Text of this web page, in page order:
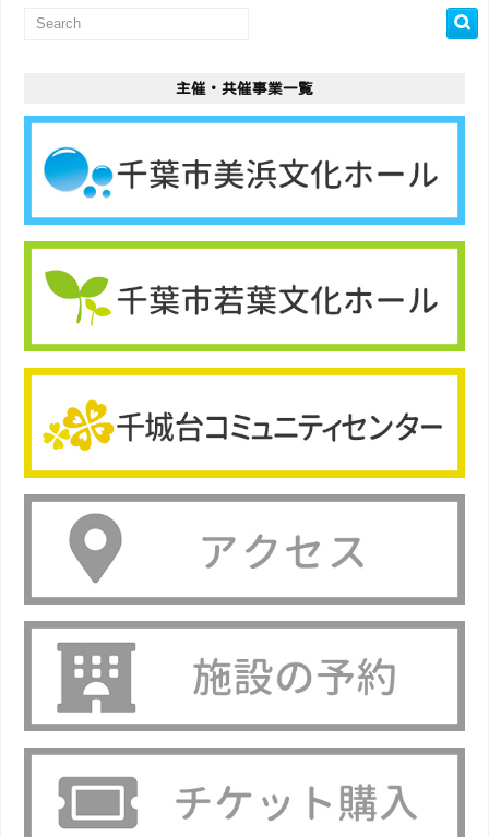
主催・共催事業一覧